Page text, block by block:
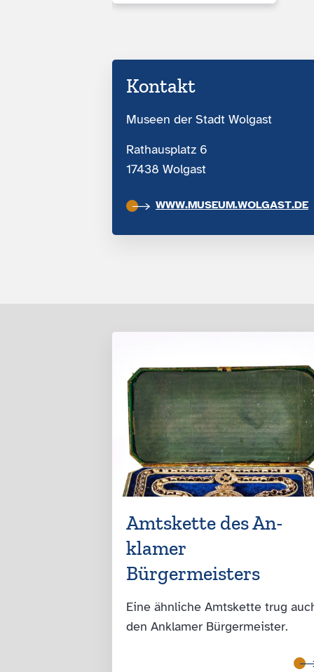
Kontakt
Museen der Stadt Wolgast
Rathausplatz 6
17438 Wolgast
WWW.MUSEUM.WOLGAST.DE
Amtskette des An­
klamer
Bürgermeisters
Eine ähnliche Amtskette trug
den Anklamer Bürgermeister.